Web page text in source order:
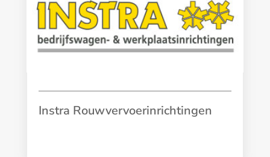
Instra Rouwvervoerinrichtingen